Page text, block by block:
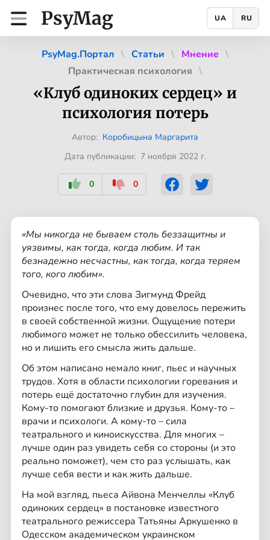
PsyMag UA RU
PsyMag.Портал Статьи
Мнение
Практическая психология
«Клуб одиноких сердец» и
психология потерь
Автор: Коробицына Маргарита
Дата публикации: 7 ноября 2022 г.
0 0
«Мы никогда не бываем столь беззащитны и
уязвимы, как тогда, когда любим. И так
безнадежно несчастны, как тогда, когда теряем
того, кого любим».
Очевидно, что эти слова Зигмунд Фрейд
произнес после того, что ему довелось пережить
в своей собственной жизни. Ощущение потери
любимого может не только обессилить человека,
но и лишить его смысла жить дальше.
Об этом написано немало книг, пьес и научных
трудов. Хотя в области психологии горевания и
потерь ещё достаточно глубин для изучения.
Кому-то помогают близкие и друзья. Кому-то –
врачи и психологи. А кому-то – сила
театрального и киноискусства. Для многих –
лучше один раз увидеть себя со стороны (и это
реально поможет), чем сто раз услышать, как
лучше себя вести и как жить дальше.
На мой взгляд, пьеса Айвона Менчеллы «Клуб
одиноких сердец» в постановке известного
театрального режиссера Татьяны Аркушенко в
Одесском академическом украинском